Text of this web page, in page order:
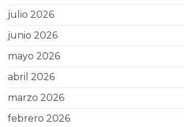
julio 2026
junio 2026
mayo 2026
abril 2026
marzo 2026
febrero 2026